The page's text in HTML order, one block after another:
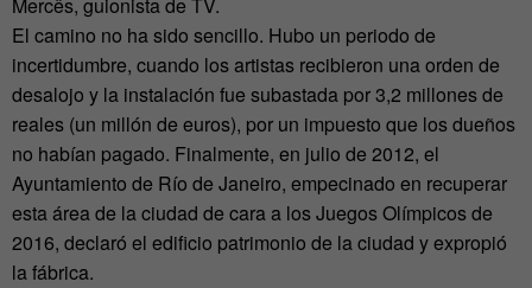
Mercês, guionista de TV.
El camino no ha sido sencillo. Hubo un periodo de
incertidumbre, cuando los artistas recibieron una orden de
desalojo y la instalación fue subastada por 3,2 millones de
reales (un millón de euros), por un impuesto que los dueños
no habían pagado. Finalmente, en julio de 2012, el
Ayuntamiento de Río de Janeiro, empecinado en recuperar
esta área de la ciudad de cara a los Juegos Olímpicos de
2016, declaró el edificio patrimonio de la ciudad y expropió
la fábrica.